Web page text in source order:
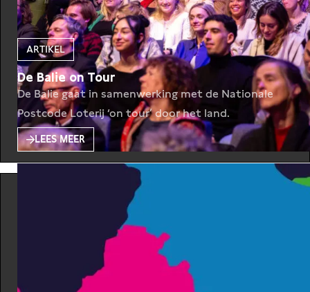
ARTIKEL
De Balie on Tour
De Balie gaat in samenwerking met de Nationale
Postcode Loterij ‘on tour’ door het land.
LEES MEER